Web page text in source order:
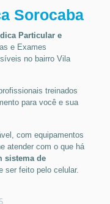
Sorocaba
Particular e
e Exames
no bairro Vila
treinados
para você e sua
com equipamentos
atender com o que há
sistema de
ser feito pelo celular.